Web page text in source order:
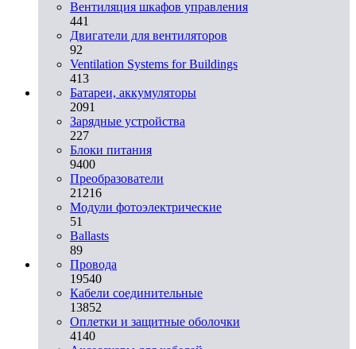
Вентиляция шкафов управления
441
Двигатели для вентиляторов
92
Ventilation Systems for Buildings
413
Батареи, аккумуляторы
2091
Зарядные устройства
227
Блоки питания
9400
Преобразователи
21216
Модули фотоэлектрические
51
Ballasts
89
Провода
19540
Кабели соединительные
13852
Оплетки и защитные оболочки
4140